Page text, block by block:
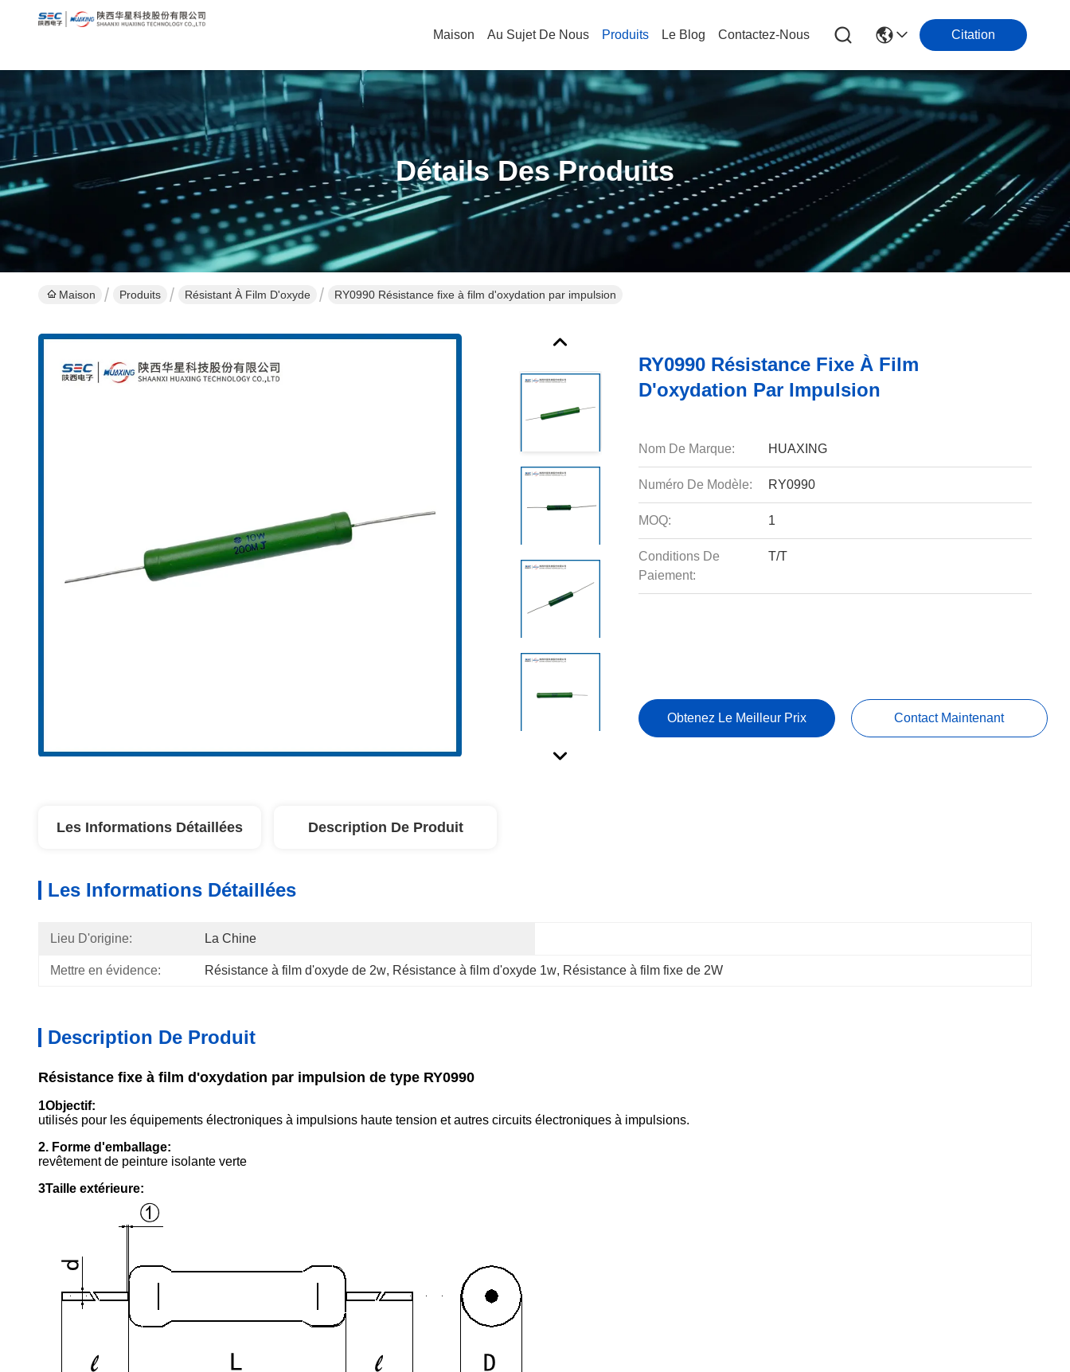
Maison Au Sujet De Nous Produits Le Blog Contactez-Nous Citation
Détails Des Produits
Maison Produits Résistant À Film D'oxyde RY0990 Résistance fixe à film d'oxydation par impulsion
RY0990 Résistance Fixe À Film
D'oxydation Par Impulsion
Nom De Marque: HUAXING
Numéro De Modèle: RY0990
MOQ: 1
Conditions De
Paiement:
T/T
Obtenez Le Meilleur Prix Contact Maintenant
Les Informations Détaillées Description De Produit
Les Informations Détaillées
Lieu D'origine: La Chine
Mettre en évidence: Résistance à film d'oxyde de 2w, Résistance à film d'oxyde 1w, Résistance à film fixe de 2W
Description De Produit
Résistance fixe à film d'oxydation par impulsion de type RY0990
1Objectif:
utilisés pour les équipements électroniques à impulsions haute tension et autres circuits électroniques à impulsions.
2. Forme d'emballage:
revêtement de peinture isolante verte
3Taille extérieure: